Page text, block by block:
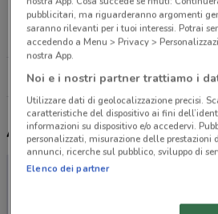
A4 Torino - Trieste
15.7 km
APERTO
Altri volantini nelle vicinanze
pubblicitari, ma riguarderanno argomenti
saranno rilevanti per i tuoi interessi. Potrai
accedendo a Menu > Privacy >
nostra App.
Noi e i nostri partner trattiamo i
Utilizzare dati di geolocalizzazione precisi.
caratteristiche del dispositivo ai fini
informazioni su dispositivo e/o accedervi.
personalizzati, misurazione delle prestazioni
annunci, ricerche sul pubblico, sviluppo di
Elenco dei partner